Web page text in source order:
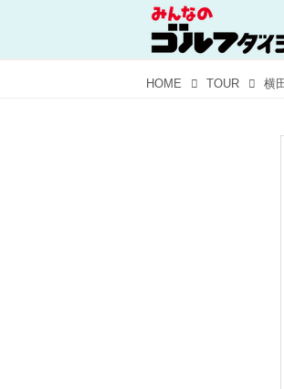
HOME TOUR